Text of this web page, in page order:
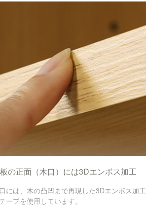
の正面（木口）には3Dエンボス加工
には、木の凸凹まで再現した3Dエンボス加工
ープを使用しています。